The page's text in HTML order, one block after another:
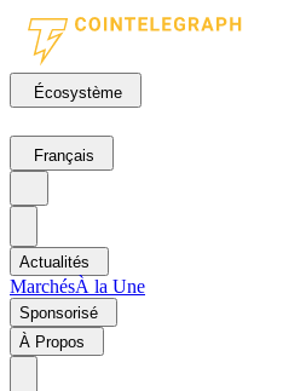
Écosystème
Français
Actualités
MarchésÀ la Une
Sponsorisé
À Propos